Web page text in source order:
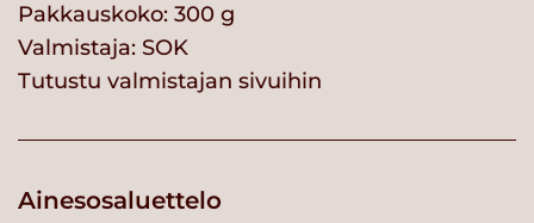
Pakkauskoko: 300 g
Valmistaja: SOK
Tutustu valmistajan sivuihin
Ainesosaluettelo